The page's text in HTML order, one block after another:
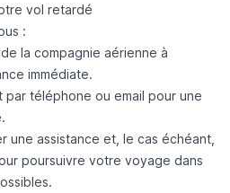
vol retardé
:
la compagnie aérienne à
immédiate.
téléphone ou email pour une
une assistance et, le cas échéant,
poursuivre votre voyage dans